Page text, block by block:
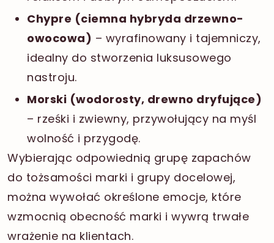
Chypre (ciemna hybryda drzewno-
owocowa) – wyrafinowany i tajemniczy,
idealny do stworzenia luksusowego
nastroju.
Morski (wodorosty, drewno dryfujące)
– rześki i zwiewny, przywołujący na myśl
wolność i przygodę.
Wybierając odpowiednią grupę zapachów
do tożsamości marki i grupy docelowej,
można wywołać określone emocje, które
wzmocnią obecność marki i wywrą trwałe
wrażenie na klientach.